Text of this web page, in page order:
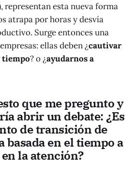
representan esta nueva forma
atrapa por horas y desvía
Surge entonces una
ellas deben ¿cautivar
tiempo? o ¿ayudarnos a
que me pregunto y
abrir un debate: ¿Es
de transición de
basada en el tiempo a
la atención?